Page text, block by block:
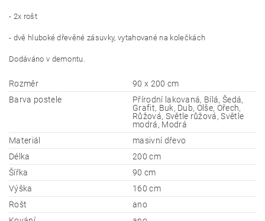
- 2x rošt
- dvě hluboké dřevěné zásuvky, vytahované na kolečkách
Dodáváno v demontu.
Rozměr
90 x 200 cm
Barva postele
Přírodní lakovaná, Bílá, Šedá,
Grafit, Buk, Dub, Olše, Ořech,
Růžová, Světle růžová, Světle
modrá, Modrá
Materiál
masivní dřevo
Délka
200 cm
Šířka
90 cm
Výška
160 cm
Rošt
ano